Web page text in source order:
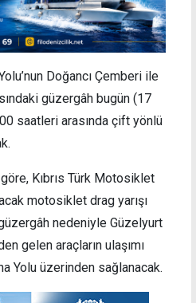
Doğancı Çemberi ile
güzergâh bugün (17
saatleri arasında çift yönlü
Kıbrıs Türk Motosiklet
motosiklet drag yarışı
nedeniyle Güzelyurt
gelen araçların ulaşımı
Yolu üzerinden sağlanacak.